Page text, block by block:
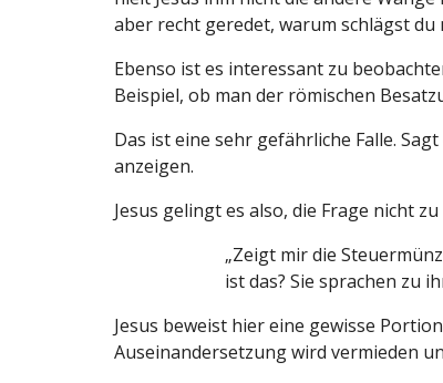
aber recht geredet, warum schlägst du
Ebenso ist es interessant zu
Beispiel, ob man der römischen
Das ist eine sehr gefährliche Falle.
anzeigen.
Jesus gelingt es also, die Frage nicht
„Zeigt mir die
ist das? Sie sprachen zu
Jesus beweist hier eine gewisse
Auseinandersetzung wird vermieden